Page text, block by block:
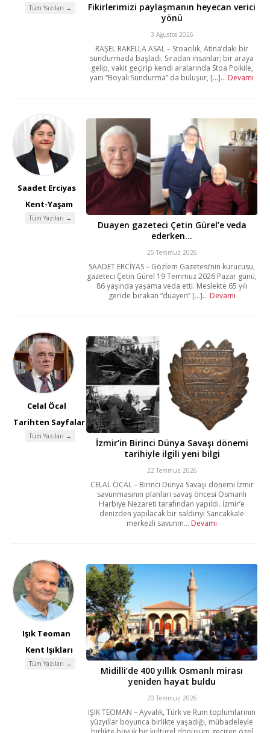
Tüm Yazıları →
Fikirlerimizi paylaşmanın heyecan verici
yönü
3 Ağustos 2026
RAŞEL RAKELLA ASAL – Stoacılık, Atina’daki bir
sundurmada başladı. Sıradan insanlar; bir araya
gelip, vakit geçirip kendi aralarında Stoa Poikile,
yani “Boyalı Sundurma” da buluşur, [...]... Devamı
Saadet Erciyas
Kent-Yaşam
Tüm Yazıları →
Duayen gazeteci Çetin Gürel’e veda
ederken…
25 Temmuz 2026
SAADET ERCİYAS – Gözlem Gazetesi’nin kurucusu,
gazeteci Çetin Gürel 19 Temmuz 2026 Pazar günü,
86 yaşında yaşama veda etti. Meslekte 65 yılı
geride bırakan “duayen” [...]... Devamı
Celal Öcal
Tarihten Sayfalar
Tüm Yazıları →
İzmir’in Birinci Dünya Savaşı dönemi
tarihiyle ilgili yeni bilgi
22 Temmuz 2026
CELAL ÖCAL – Birinci Dünya Savaşı dönemi İzmir
savunmasının planları savaş öncesi Osmanlı
Harbiye Nezareti tarafından yapıldı. İzmir’e
denizden yapılacak bir saldırıyı Sancakkale
merkezli savunm... Devamı
Işık Teoman
Kent Işıkları
Tüm Yazıları →
Midilli’de 400 yıllık Osmanlı mirası
yeniden hayat buldu
20 Temmuz 2026
IŞIK TEOMAN – Ayvalık, Türk ve Rum toplumlarının
yüzyıllar boyunca birlikte yaşadığı, mübadeleyle